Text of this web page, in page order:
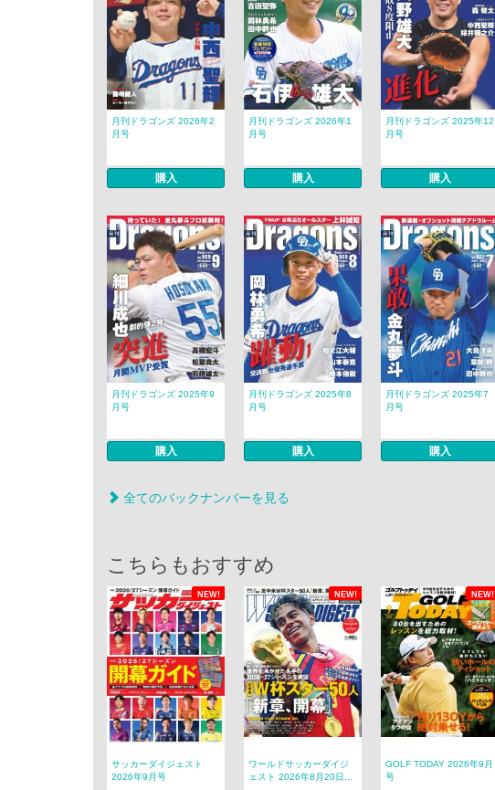
月刊ドラゴンズ 2026年2
月号
購入
月刊ドラゴンズ 2026年1
月号
購入
月刊ドラゴンズ 2025年12
月号
購入
月刊ドラゴンズ 2025年9
月号
購入
月刊ドラゴンズ 2025年8
月号
購入
月刊ドラゴンズ 2025年7
月号
購入
全てのバックナンバーを見る
こちらもおすすめ
NEW! NEW! NEW!
サッカーダイジェスト
2026年9月号
ワールドサッカーダイジ
ェスト 2026年8月20日...
GOLF TODAY 2026年9月
号